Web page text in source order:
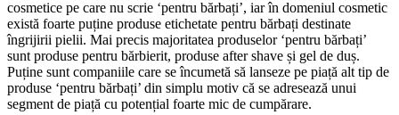
cosmetice pe care nu scrie ‘pentru bărbați’, iar în domeniul cosmetic
există foarte puține produse etichetate pentru bărbați destinate
îngrijirii pielii. Mai precis majoritatea produselor ‘pentru bărbați’
sunt produse pentru bărbierit, produse after shave și gel de duș.
Puține sunt companiile care se încumetă să lanseze pe piață alt tip de
produse ‘pentru bărbați’ din simplu motiv că se adresează unui
segment de piață cu potențial foarte mic de cumpărare.